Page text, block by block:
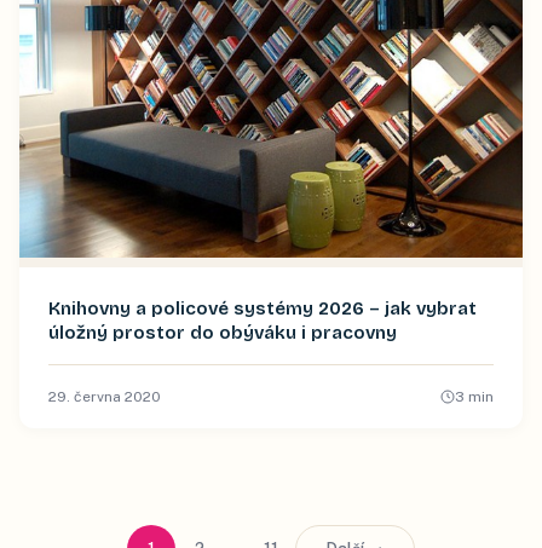
Knihovny a policové systémy 2026 – jak vybrat
úložný prostor do obýváku i pracovny
29. června 2020 3 min